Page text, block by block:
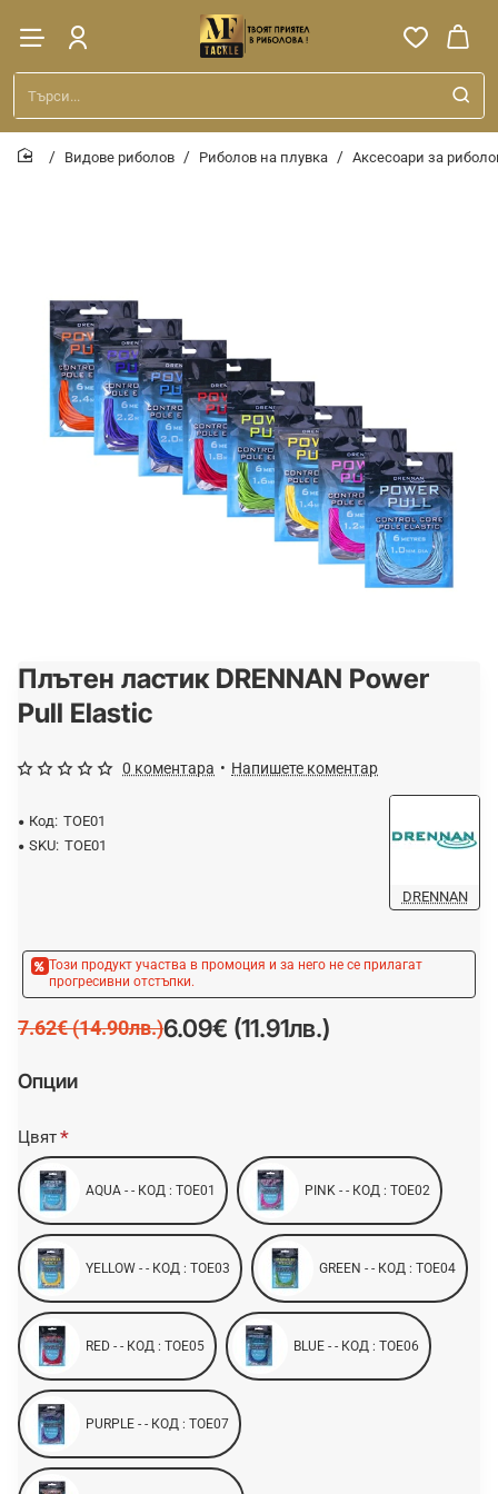
Търси...
Видове риболов Риболов на плувка Аксесоари за
-20%
Плътен ластик DRENNAN Power
Pull Elastic
Код: TOE01
SKU: TOE01
DRENNAN
0 коментара • Напишете коментар
Този продукт участва в промоция и за него не се прилагат
прогресивни отстъпки.
6.09€ (11.91лв.)
7.62€ (14.90лв.)
Опции
Цвят
AQUA - - КОД : TOE01 PINK - - КОД : TOE02
YELLOW - - КОД : TOE03 GREEN - - КОД : TOE04
RED - - КОД : TOE05 BLUE - - КОД : TOE06
PURPLE - - КОД : TOE07